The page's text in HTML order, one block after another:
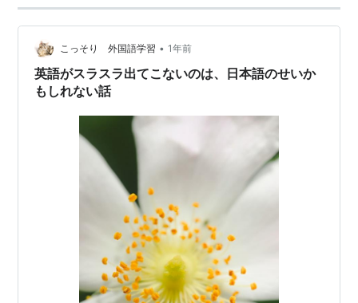
こっそり 外国語学習 • 1年前
英語がスラスラ出てこないのは、日本語のせいか
もしれない話